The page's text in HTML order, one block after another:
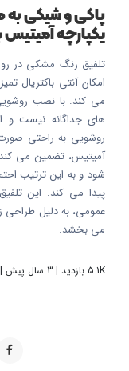
پاکی و شیکی
یکپارچه
تلفیق رنگ مشکی در
امکان آنتی باکتریال
می کند. با نصب
های جداگانه نیست
روشویی به راحتی
آمیتیس، تضمین می
شود و به این ترتیب
پیدا می کند. این
عمومی، به دلیل طراحی
می بخشد.
5.1K بازدید | 3 سال پیش | توسط مدیر